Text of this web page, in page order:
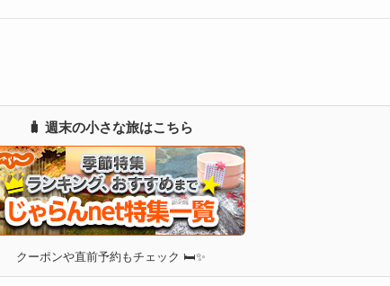
🧳 週末の小さな旅はこちら
クーポンや直前予約もチェック 🛏✨